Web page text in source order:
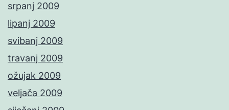
srpanj 2009
lipanj 2009
svibanj 2009
travanj 2009
ožujak 2009
veljača 2009